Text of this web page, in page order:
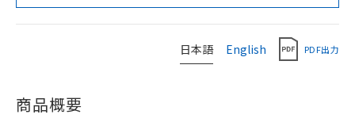
日本語 English PDF出力
商品概要